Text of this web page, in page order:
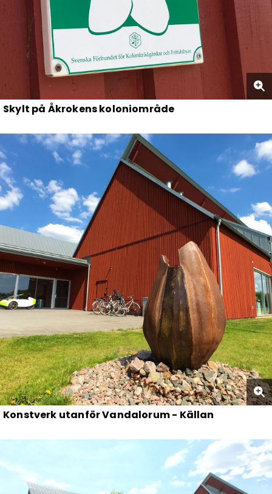
Skylt på Åkrokens koloniområde
Konstverk utanför Vandalorum - Källan